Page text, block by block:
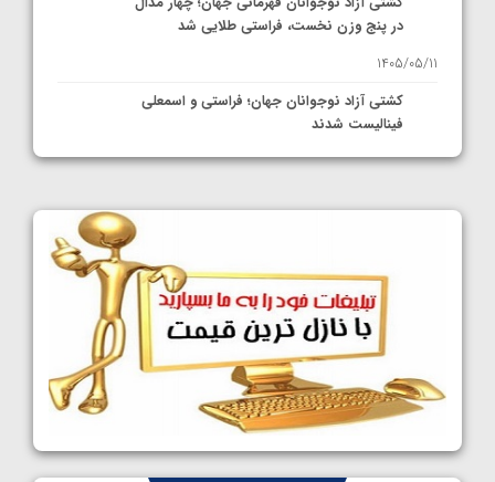
در پنج وزن نخست، فراستی طلایی شد
1405/05/11
کشتی آزاد نوجوانان جهان؛ فراستی و اسمعلی
فینالیست شدند
1405/05/09
کشتی فرنگی نوجوانان جهان؛ سکوی تیمی
سوم برای ایران
1405/05/07
ایران چشم به راه چهار مدال در پنج وزن دوم
کشتی فرنگی نوجوانان جهان
1405/05/06